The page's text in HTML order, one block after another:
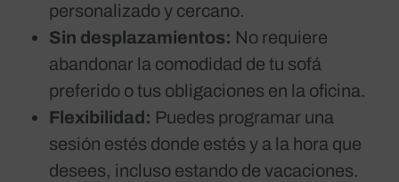
personalizado y cercano.
Sin desplazamientos: No requiere
abandonar la comodidad de tu sofá
preferido o tus obligaciones en la oficina.
Flexibilidad: Puedes programar una
sesión estés donde estés y a la hora que
desees, incluso estando de vacaciones.